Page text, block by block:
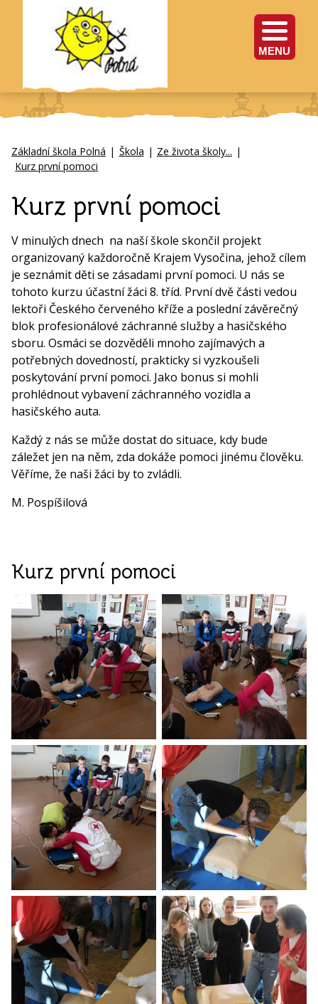
MENU
Základní škola Polná | Škola | Ze života školy... |
Kurz první pomoci
Kurz první pomoci
V minulých dnech na naší škole skončil projekt
organizovaný každoročně Krajem Vysočina, jehož cílem
je seznámit děti se zásadami první pomoci. U nás se
tohoto kurzu účastní žáci 8. tříd. První dvě části vedou
lektoři Českého červeného kříže a poslední závěrečný
blok profesionálové záchranné služby a hasičského
sboru. Osmáci se dozvěděli mnoho zajímavých a
potřebných dovedností, prakticky si vyzkoušeli
poskytování první pomoci. Jako bonus si mohli
prohlédnout vybavení záchranného vozidla a
hasičského auta.
Každý z nás se může dostat do situace, kdy bude
záležet jen na něm, zda dokáže pomoci jinému člověku.
Věříme, že naši žáci by to zvládli.
M. Pospíšilová
Kurz první pomoci